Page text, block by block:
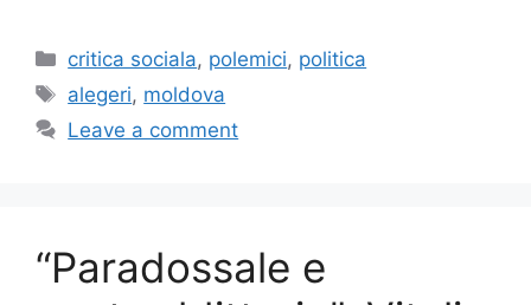
c
e
b
st
o
d
ai
l
ar
e
Categories
critica sociala, polemici, politica
Tags
alegeri, moldova
Leave a comment
“Paradossale e